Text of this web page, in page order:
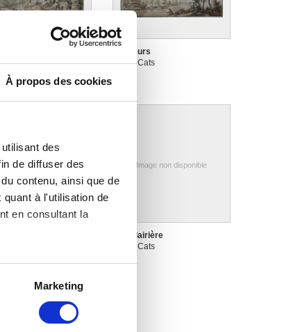
À propos des cookies
des
de diffuser des
contenu, ainsi que de
à l'utilisation de
en consultant la
mètres près
Marketing
un troupeau
Pêcheurs
Jacob Cats
Image non disponible
Une clairière
Jacob Cats